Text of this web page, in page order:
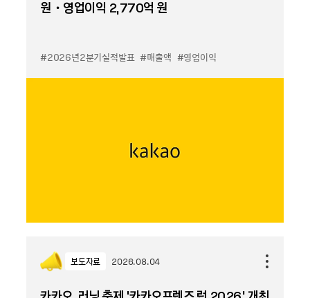
원・영업이익 2,770억 원
#2026년2분기실적발표 #매출액 #영업이익
보도자료 2026.08.04